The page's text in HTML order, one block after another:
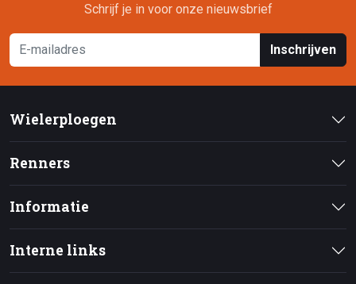
Schrijf je in voor onze nieuwsbrief
Inschrijven
Wielerploegen
Renners
Informatie
Interne links